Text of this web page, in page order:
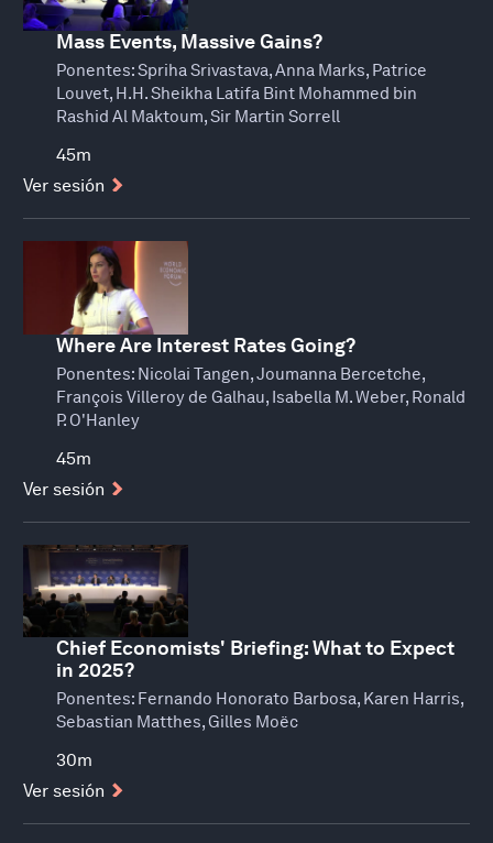
Mass Events, Massive Gains?
Ponentes:Spriha Srivastava, Anna Marks, Patrice
Louvet, H.H. Sheikha Latifa Bint Mohammed bin
Rashid Al Maktoum, Sir Martin Sorrell
45m
Ver sesión
Where Are Interest Rates Going?
Ponentes: Nicolai Tangen, Joumanna Bercetche,
François Villeroy de Galhau, Isabella M. Weber, Ronald
P. O'Hanley
45m
Ver sesión
Chief Economists' Briefing: What to Expect
in 2025?
Ponentes: Fernando Honorato Barbosa, Karen Harris,
Sebastian Matthes, Gilles Moëc
30m
Ver sesión